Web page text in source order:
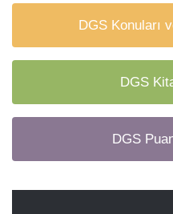
DGS Konuları
DGS
DGS